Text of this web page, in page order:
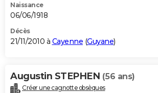
Naissance
06/06/1918
Décès
21/11/2010 à Cayenne (Guyane)
Augustin STEPHEN (56 ans)
Créer une cagnotte obsèques